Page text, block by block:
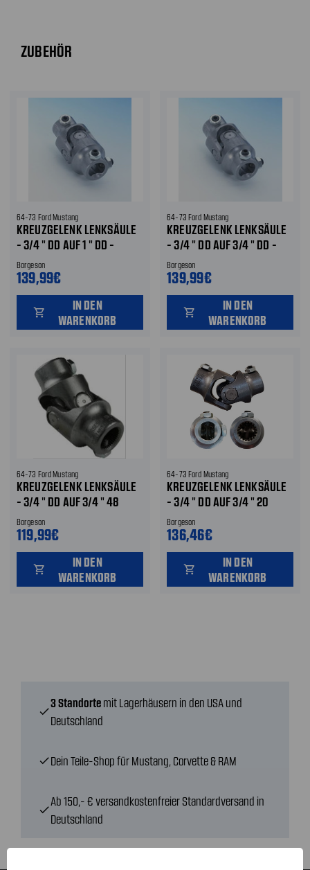
ZUBEHÖR
64-73 Ford Mustang
KREUZGELENK LENKSÄULE
- 3/4 " DD AUF 1 " DD -
EDELSTAHL
Borgeson
139,99€
shopping_cart
IN DEN
WARENKORB
64-73 Ford Mustang
KREUZGELENK LENKSÄULE
- 3/4 " DD AUF 3/4 " DD -
EDELSTAHL
Borgeson
139,99€
shopping_cart
IN DEN
WARENKORB
64-73 Ford Mustang
KREUZGELENK LENKSÄULE
- 3/4 " DD AUF 3/4 " 48
ZÄHNE - STAHL
Borgeson
119,99€
shopping_cart
IN DEN
WARENKORB
64-73 Ford Mustang
KREUZGELENK LENKSÄULE
- 3/4 " DD AUF 3/4 " 20
ZÄHNE - STAHL
Borgeson
136,46€
shopping_cart
IN DEN
WARENKORB
check
3 Standorte mit Lagerhäusern in den USA und
Deutschland
checkDein Teile-Shop für Mustang, Corvette & RAM
check
Ab 150,- € versandkostenfreier Standardversand in
Deutschland